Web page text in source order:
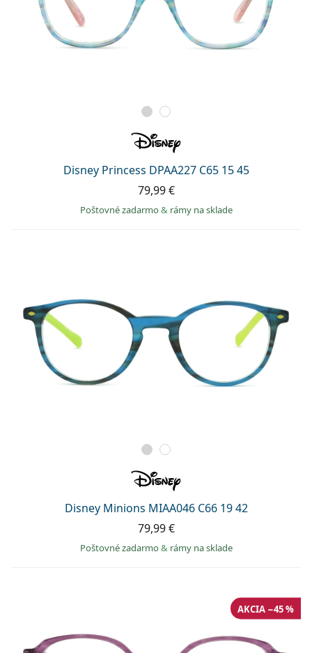
Disney Princess DPAA227 C65 15 45
79,99 €
Poštovné zadarmo& rámy na sklade
Disney Minions MIAA046 C66 19 42
79,99 €
Poštovné zadarmo& rámy na sklade
AKCIA −45 %